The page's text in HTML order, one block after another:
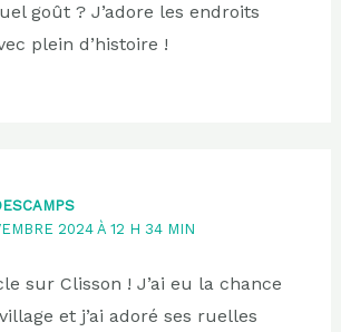
goût ? J’adore les endroits
plein d’histoire !
2024 À 12 H 34 MIN
sur Clisson ! J’ai eu la chance
et j’ai adoré ses ruelles